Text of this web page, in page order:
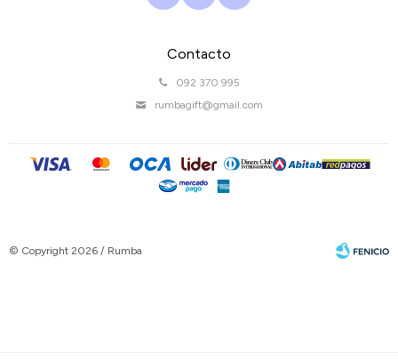
Contacto
092 370 995
rumbagift@gmail.com
© Copyright 2026 / Rumba